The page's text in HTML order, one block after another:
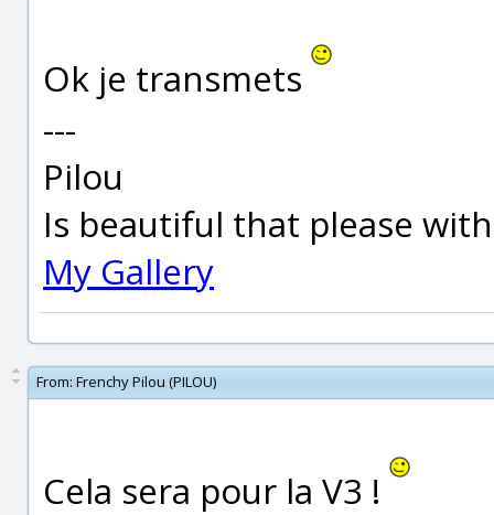
Ok je transmets
---
Pilou
Is beautiful that please
My Gallery
From: Frenchy Pilou (PILOU)
Cela sera pour la V3 !